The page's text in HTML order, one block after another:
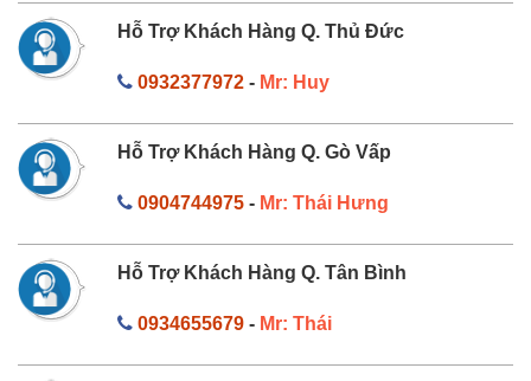
Hỗ Trợ Khách Hàng Q. Thủ Đức
0932377972- Mr: Huy
Hỗ Trợ Khách Hàng Q. Gò Vấp
0904744975- Mr: Thái Hưng
Hỗ Trợ Khách Hàng Q. Tân Bình
0934655679- Mr: Thái